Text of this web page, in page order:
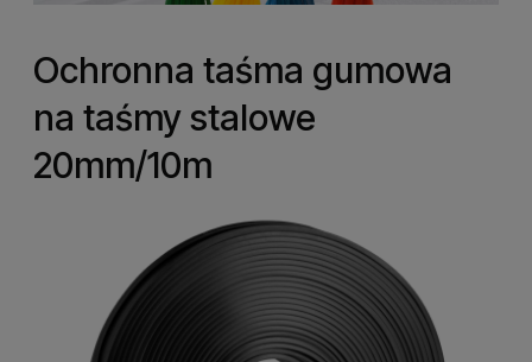
Ochronna taśma gumowa
na taśmy stalowe
20mm/10m